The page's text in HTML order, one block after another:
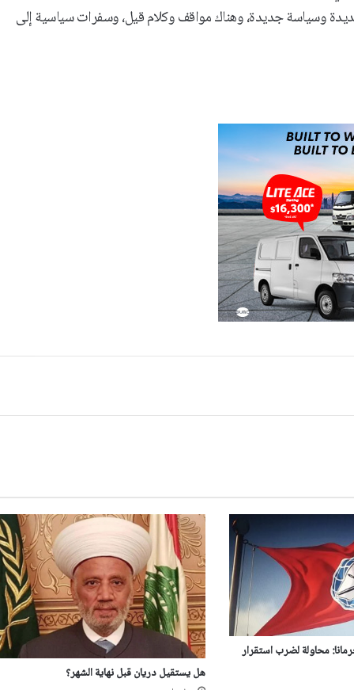
جديدة وسياسة جديدة، وهناك مواقف وكلام قيل، وسفرات سياسية إلى
محاولة لضرب استقرار
هل يستقيل دريان قبل نهاية الشهر؟